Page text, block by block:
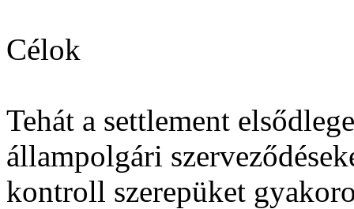
Célok
Tehát a settlement
állampolgári
kontroll szerepüket